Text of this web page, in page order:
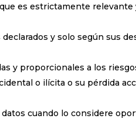
es estrictamente relevante
y solo según sus
y proporcionales a los
o ilícita o su pérdida
cuando lo considere